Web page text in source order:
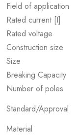
Field of application
Rated current [I]
Rated voltage
Construction size
Size
Breaking Capacity
Number of poles
Standard/Approval
Material